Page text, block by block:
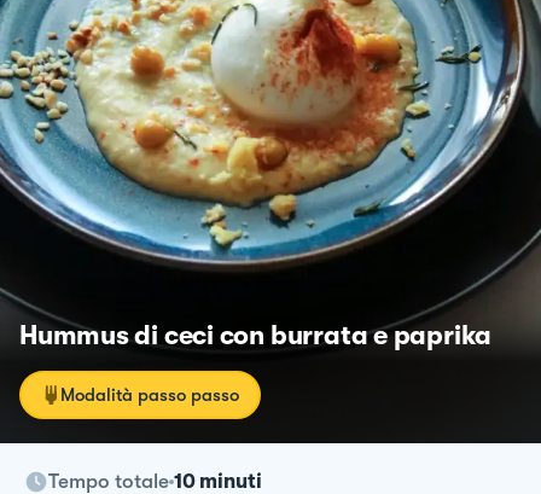
Hummus di ceci con burrata e paprika
Modalità passo passo
Tempo totale 10 minuti